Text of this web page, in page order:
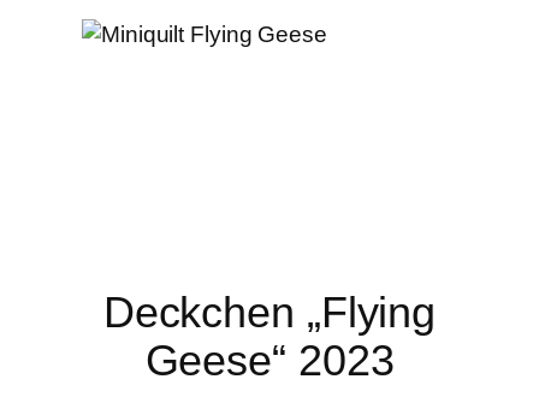
Deckchen „Flying
Geese“ 2023